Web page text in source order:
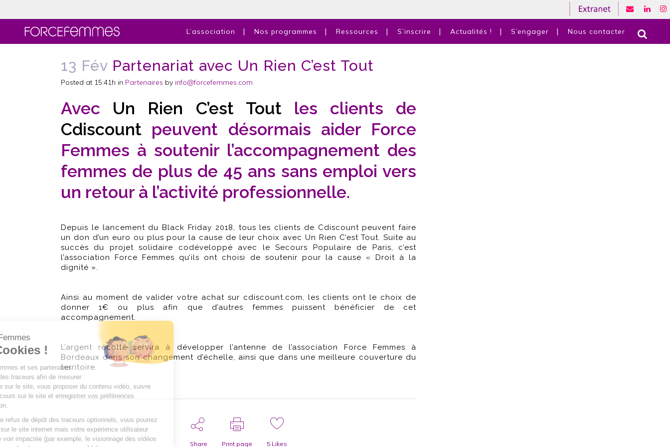
L’association Nos programmes Ressources S’inscrire Actualités ! S’engager Nous contacter
13 Fév Partenariat avec Un Rien C’est Tout
Posted at 15:41h in Partenaires by info@forcefemmes.com
Avec Un Rien C’est Toutles clients de
Cdiscount peuvent désormais aider Force
Femmes à soutenir l’accompagnement des
femmes de plus de 45 ans sans emploi vers
un retour à l’activité professionnelle.
Depuis le lancement du Black Friday 2018, tous les clients de Cdiscount peuvent faire
un don d’un euro ou plus pour la cause de leur choix avec Un Rien C’est Tout. Suite au
succès du projet solidaire codéveloppé avec le Secours Populaire de Paris, c’est
l’association Force Femmes qu’ils ont choisi de soutenir pour la cause « Droit à la
dignité ».
Ainsi au moment de valider votre achat sur cdiscount.com, les clients ont le choix de
donner 1€ ou plus afin que d’autres femmes puissent bénéficier de cet
accompagnement.
L’argent récolté servira à développer l’antenne de l’association Force Femmes à
Bordeaux dans son changement d’échelle, ainsi que dans une meilleure couverture du
territoire.
Share Print page 5 Likes